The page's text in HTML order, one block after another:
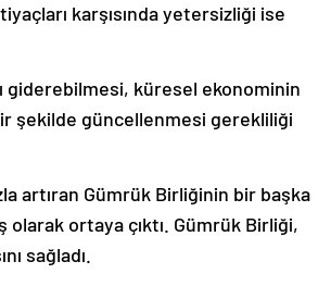
karşısında yetersizliği ise
giderebilmesi, küresel ekonominin
şekilde güncellenmesi gerekliliği
artıran Gümrük Birliğinin bir başka
olarak ortaya çıktı. Gümrük Birliği,
sağladı.